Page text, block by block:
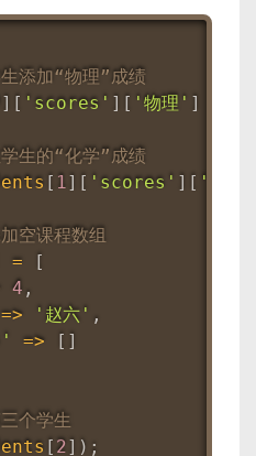
添加“物理”成绩
] [ 'scores' ] [ '物理' ]
生的“化学”成绩
[ 1] [ 'scores' ] [ '化学'
空课程数组
=
[
4 ,
=> '赵六' ,
=> [ ]
个学生
[ 2] ) ;